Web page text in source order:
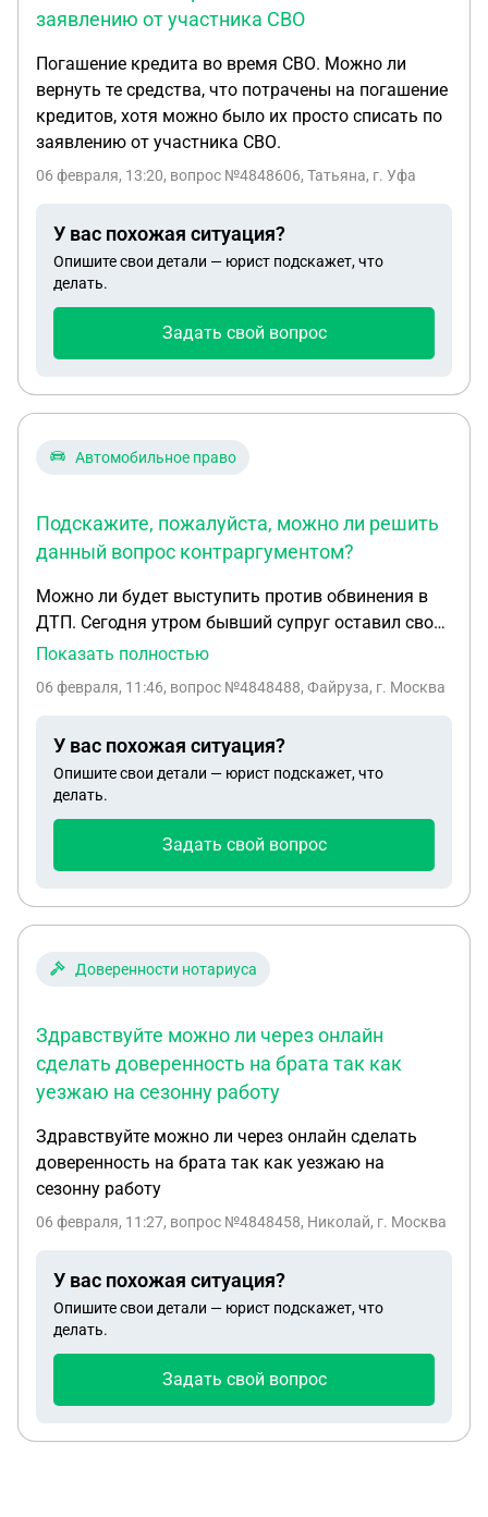
заявлению от участника СВО
Погашение кредита во время СВО. Можно ли
вернуть те средства, что потрачены на погашение
кредитов, хотя можно было их просто списать по
заявлению от участника СВО.
06 февраля, 13:20, вопрос №4848606, Татьяна, г. Уфа
У вас похожая ситуация?
Опишите свои детали — юрист подскажет, что
делать.
Задать свой вопрос
Автомобильное право
Подскажите, пожалуйста, можно ли решить
данный вопрос контраргументом?
Можно ли будет выступить против обвинения в
ДТП. Сегодня утром бывший супруг оставил свой
автомобиль близко к двери гаража. Дверь
стоит другой авто. Парктроник не успел
решетку и номер. На моем же автомобиле треснул
задний бампер. Он предложил самостоятельно
исправить бампер. Я изначально согласилась, так
зарегистрирован как битый, хотя там мелкое
это как шантаж в личных целях. Говорит, что
скрылась с места происшествия, хотя изначально
мне. Подскажите, пожалуйста, можно ли решить
данный вопрос контраргументом?
Показать полностью
06 февраля, 11:46, вопрос №4848488, Файруза, г. Москва
У вас похожая ситуация?
Опишите свои детали — юрист подскажет, что
делать.
Задать свой вопрос
Доверенности нотариуса
Здравствуйте можно ли через онлайн
сделать доверенность на брата так как
уезжаю на сезонну работу
Здравствуйте можно ли через онлайн сделать
доверенность на брата так как уезжаю на
сезонну работу
06 февраля, 11:27, вопрос №4848458, Николай, г. Москва
У вас похожая ситуация?
Опишите свои детали — юрист подскажет, что
делать.
Задать свой вопрос